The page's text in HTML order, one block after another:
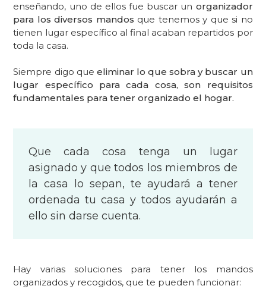
enseñando, uno de ellos fue buscar un organizador
para los diversos mandos que tenemos y que si no
tienen lugar específico al final acaban repartidos por
toda la casa.
Siempre digo que eliminar lo que sobra y buscar un
lugar específico para cada cosa, son requisitos
fundamentales para tener organizado el hogar.
Que cada cosa tenga un lugar
asignado y que todos los miembros de
la casa lo sepan, te ayudará a tener
ordenada tu casa y todos ayudarán a
ello sin darse cuenta.
Hay varias soluciones para tener los mandos
organizados y recogidos, que te pueden funcionar: